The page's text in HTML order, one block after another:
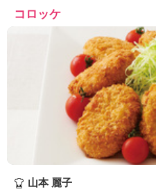
コロッケ
山本 麗子